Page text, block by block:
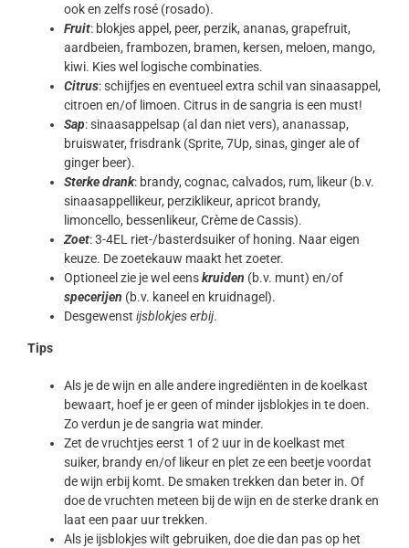
ook en zelfs rosé (rosado).
Fruit: blokjes appel, peer, perzik, ananas, grapefruit,
aardbeien, frambozen, bramen, kersen, meloen, mango,
kiwi. Kies wel logische combinaties.
Citrus: schijfjes en eventueel extra schil van sinaasappel,
citroen en/of limoen. Citrus in de sangria is een must!
Sap: sinaasappelsap (al dan niet vers), ananassap,
bruiswater, frisdrank (Sprite, 7Up, sinas, ginger ale of
ginger beer).
Sterke drank: brandy, cognac, calvados, rum, likeur (b.v.
sinaasappellikeur, perziklikeur, apricot brandy,
limoncello, bessenlikeur, Crème de Cassis).
Zoet: 3-4EL riet-/basterdsuiker of honing. Naar eigen
keuze. De zoetekauw maakt het zoeter.
Optioneel zie je wel eenskruiden (b.v. munt) en/of
specerijen (b.v. kaneel en kruidnagel).
Desgewenst ijsblokjes erbij.
Tips
Als je de wijn en alle andere ingrediënten in de koelkast
bewaart, hoef je er geen of minder ijsblokjes in te doen.
Zo verdun je de sangria wat minder.
Zet de vruchtjes eerst 1 of 2 uur in de koelkast met
suiker, brandy en/of likeur en plet ze een beetje voordat
de wijn erbij komt. De smaken trekken dan beter in. Of
doe de vruchten meteen bij de wijn en de sterke drank en
laat een paar uur trekken.
Als je ijsblokjes wilt gebruiken, doe die dan pas op het